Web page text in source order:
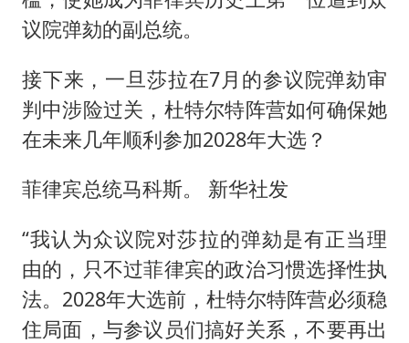
议院弹劾的副总统。
接下来，一旦莎拉在7月的参议院弹劾审
判中涉险过关，杜特尔特阵营如何确保她
在未来几年顺利参加2028年大选？
菲律宾总统马科斯。 新华社发
“我认为众议院对莎拉的弹劾是有正当理
由的，只不过菲律宾的政治习惯选择性执
法。2028年大选前，杜特尔特阵营必须稳
住局面，与参议员们搞好关系，不要再出